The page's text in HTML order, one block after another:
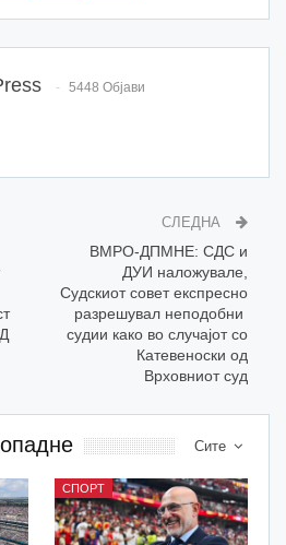
5448 Објави
СЛЕДНА
ВМРО-ДПМНЕ: СДС и
ДУИ наложувале,
Судскиот совет експресно
разрешувал неподобни
судии како во случајот со
Катевеноски од
Врховниот суд
Сите
СПОРТ